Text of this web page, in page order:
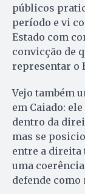
públicos
período e vi
Estado com
convicção de
representar o
Vejo também
em Caiado:
dentro da
mas se
entre a direita
uma
defende